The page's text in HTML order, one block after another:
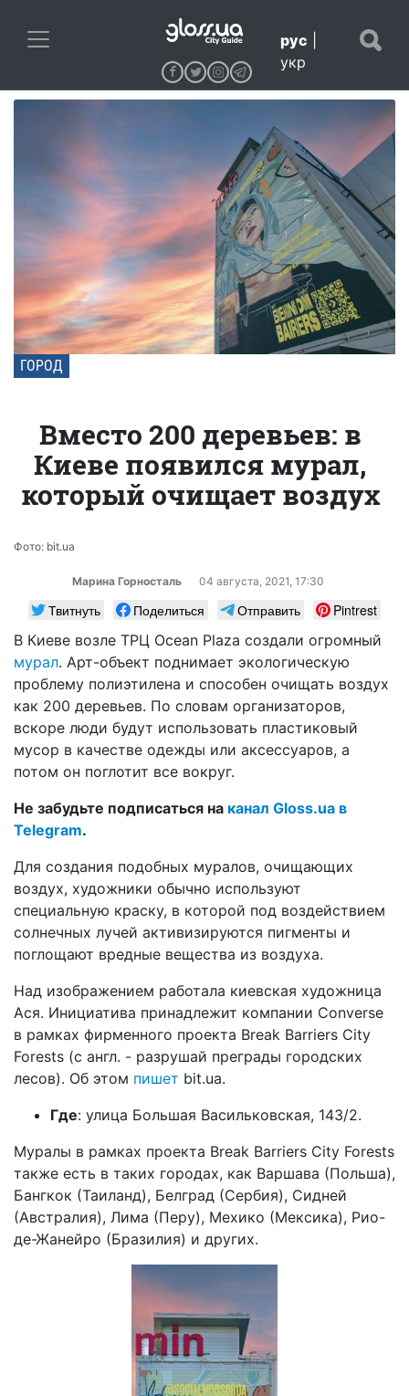
рус
укр
ГОРОД
Вместо 200 деревьев: в
Киеве появился мурал,
который очищает воздух
Фото: bit.ua
Марина Горносталь 04 августа, 2021, 17:30
Твитнуть Поделиться Отправить
Pintrest
В Киеве возле ТРЦ Ocean Plaza создали огромный
мурал. Арт-объект поднимает экологическую
проблему полиэтилена и способен очищать воздух
как 200 деревьев. По словам организаторов,
вскоре люди будут использовать пластиковый
мусор в качестве одежды или аксессуаров, а
потом он поглотит все вокруг.
Не забудьте подписаться на канал Gloss.ua в
Telegram.
Для создания подобных муралов, очищающих
воздух, художники обычно используют
специальную краску, в которой под воздействием
солнечных лучей активизируются пигменты и
поглощают вредные вещества из воздуха.
Над изображением работала киевская художница
Ася. Инициатива принадлежит компании Converse
в рамках фирменного проекта Break Barriers City
Forests (с англ. - разрушай преграды городских
лесов). Об этом пишет bit.ua.
Где: улица Большая Васильковская, 143/2.
Муралы в рамках проекта Break Barriers City Forests
также есть в таких городах, как Варшава (Польша),
Бангкок (Таиланд), Белград (Сербия), Сидней
(Австралия), Лима (Перу), Мехико (Мексика), Рио-
де-Жанейро (Бразилия) и других.